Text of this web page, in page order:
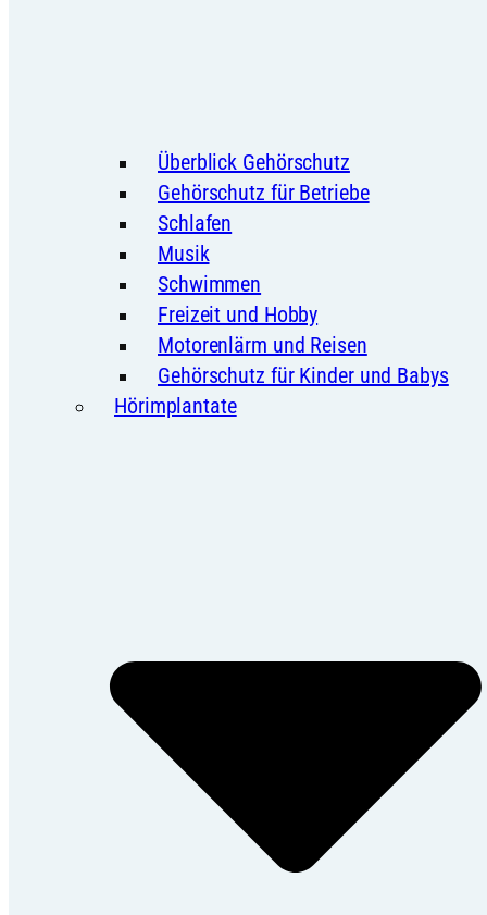
Überblick Gehörschutz
Gehörschutz für Betriebe
Schlafen
Musik
Schwimmen
Freizeit und Hobby
Motorenlärm und Reisen
Gehörschutz für Kinder und Babys
Hörimplantate